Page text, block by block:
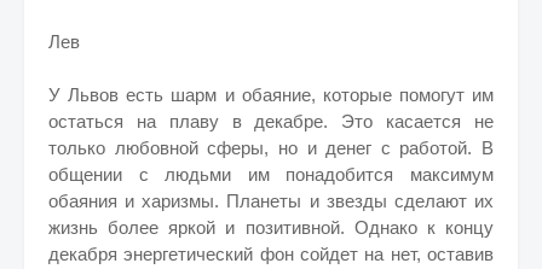
Лев
У Львов есть шарм и обаяние, которые помогут им
остаться на плаву в декабре. Это касается не
только любовной сферы, но и денег с работой. В
общении с людьми им понадобится максимум
обаяния и харизмы. Планеты и звезды сделают их
жизнь более яркой и позитивной. Однако к концу
декабря энергетический фон сойдет на нет, оставив